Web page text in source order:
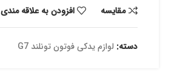
مقايسه
افزودن به علاقه مندی
دسته: لوازم یدکی فوتون تونلند G7